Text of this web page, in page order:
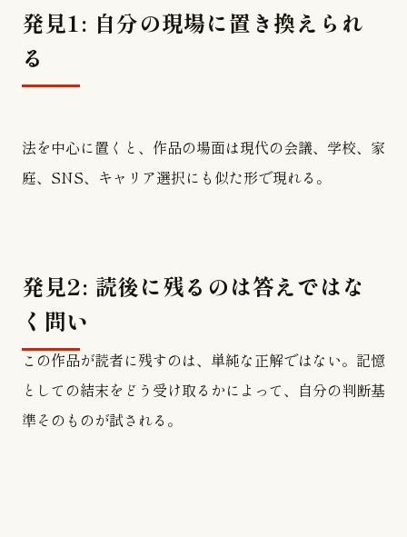
発見1: 自分の現場に置き換えられ
る
法を中心に置くと、作品の場面は現代の会議、学校、家
庭、SNS、キャリア選択にも似た形で現れる。
発見2: 読後に残るのは答えではな
く問い
この作品が読者に残すのは、単純な正解ではない。記憶
としての結末をどう受け取るかによって、自分の判断基
準そのものが試される。